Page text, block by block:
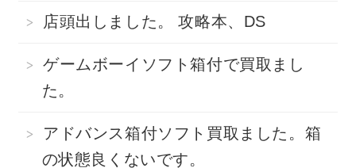
店頭出しました。 攻略本、DS
ゲームボーイソフト箱付で買取まし
た。
アドバンス箱付ソフト買取ました。箱
の状態良くないです。